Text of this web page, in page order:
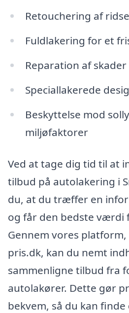
Retouchering af
Fuldlakering for et
Reparation af
Speciallakerede
Beskyttelse mod
miljøfaktorer
Ved at tage dig tid til at
tilbud på autolakering i
du, at du træffer en
og får den bedste værdi
Gennem vores
pris.dk, kan du nemt
sammenligne tilbud fra
autolakører. Dette gør
bekvem, så du kan